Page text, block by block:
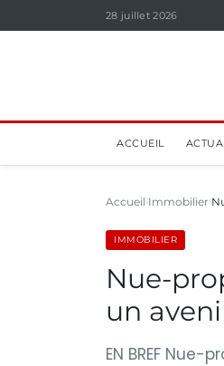
28 juillet 2026
ACCUEIL
Accueil Immobilier
IMMOBILIER
Nue-
un
EN BREF